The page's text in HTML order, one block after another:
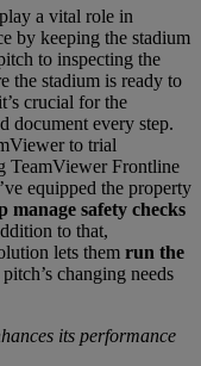
a vital role in
by keeping the stadium
to inspecting the
the stadium is ready to
crucial for the
document every step.
to trial
TeamViewer Frontline
equipped the property
manage safety checks
to that,
lets them run the
changing needs
its performance